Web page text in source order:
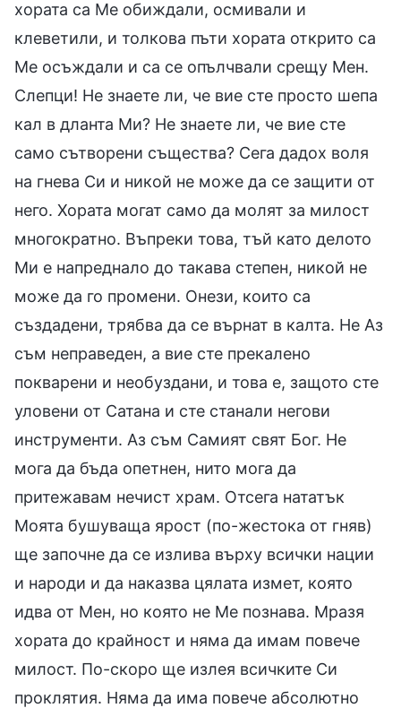
хората са Ме обиждали, осмивали и
клеветили, и толкова пъти хората открито са
Ме осъждали и са се опълчвали срещу Мен.
Слепци! Не знаете ли, че вие сте просто шепа
кал в дланта Ми? Не знаете ли, че вие сте
само сътворени същества? Сега дадох воля
на гнева Си и никой не може да се защити от
него. Хората могат само да молят за милост
многократно. Въпреки това, тъй като делото
Ми е напреднало до такава степен, никой не
може да го промени. Онези, които са
създадени, трябва да се върнат в калта. Не Аз
съм неправеден, а вие сте прекалено
покварени и необуздани, и това е, защото сте
уловени от Сатана и сте станали негови
инструменти. Аз съм Самият свят Бог. Не
мога да бъда опетнен, нито мога да
притежавам нечист храм. Отсега нататък
Моята бушуваща ярост (по-жестока от гняв)
ще започне да се излива върху всички нации
и народи и да наказва цялата измет, която
идва от Мен, но която не Ме познава. Мразя
хората до крайност и няма да имам повече
милост. По-скоро ще излея всичките Си
проклятия. Няма да има повече абсолютно